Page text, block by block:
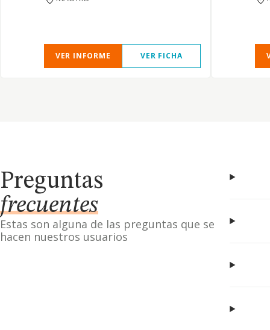
VER INFORME VER FICHA
Preguntas
frecuentes
Estas son alguna de las preguntas que se
hacen nuestros usuarios